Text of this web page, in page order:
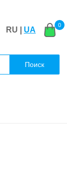
RU | UA
0
Поиск